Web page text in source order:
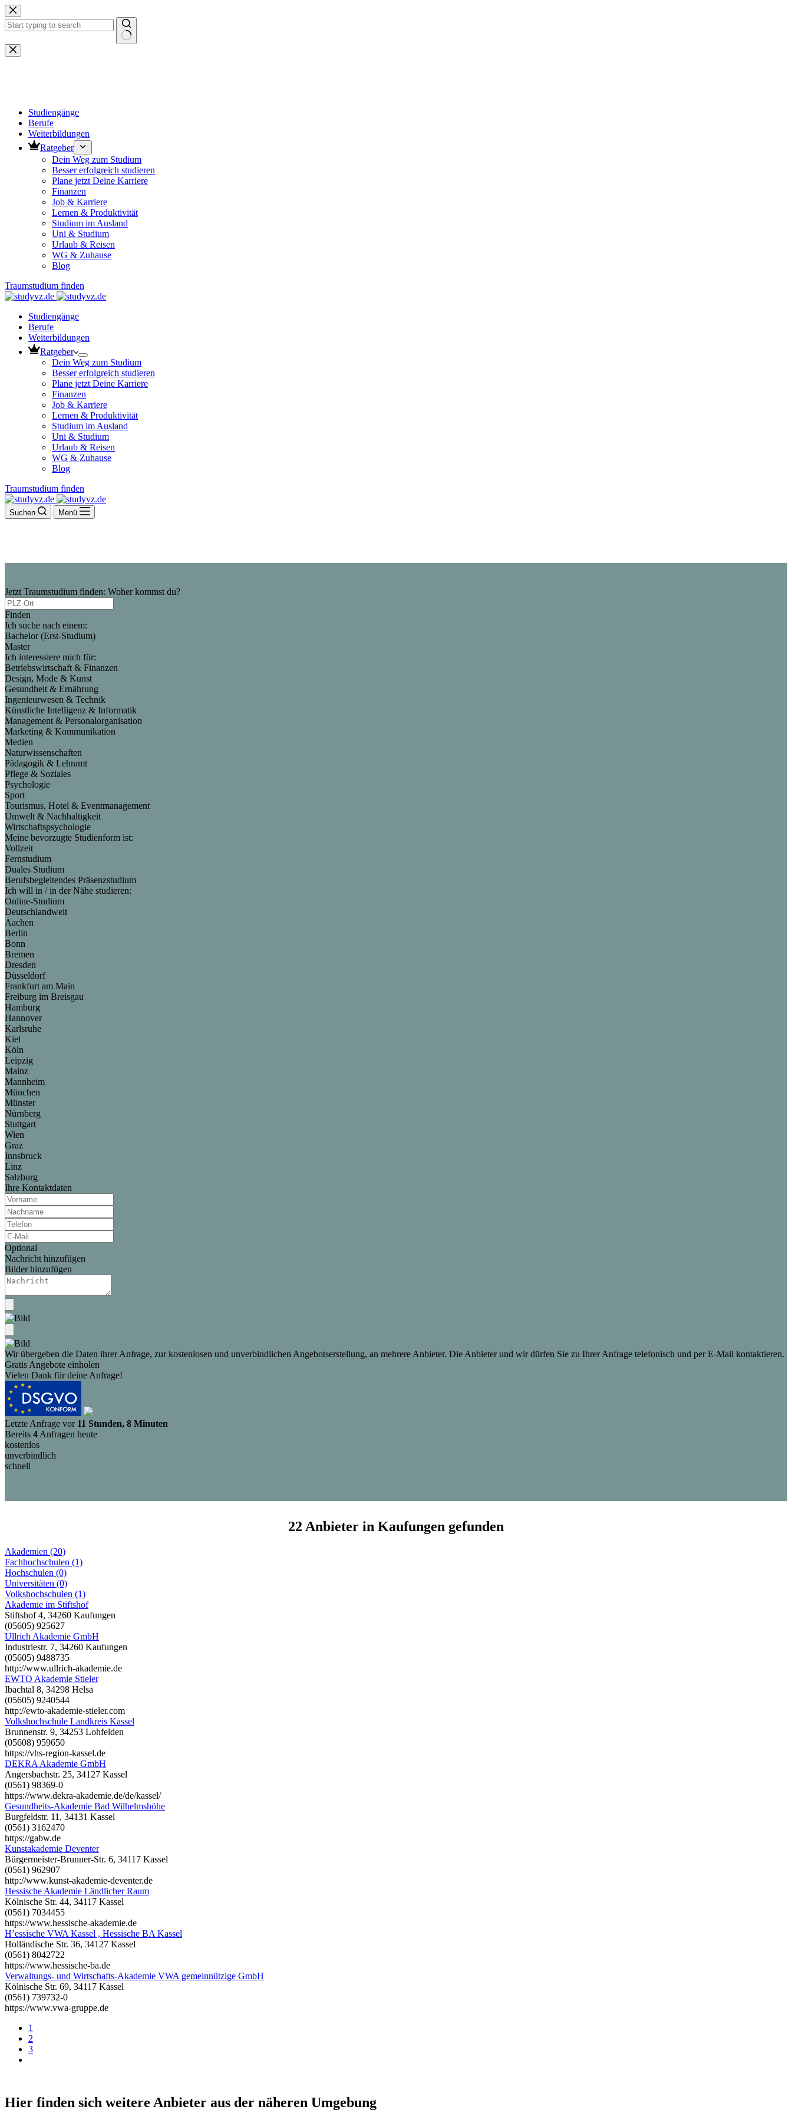
Zum
Inhalt
springen
Keine
Ergebnisse
Studiengänge
Berufe
Weiterbildungen
Ratgeber
Dein Weg zum Studium
Besser erfolgreich studieren
Plane jetzt Deine Karriere
Finanzen
Job & Karriere
Lernen & Produktivität
Studium im Ausland
Uni & Studium
Urlaub & Reisen
WG & Zuhause
Blog
Traumstudium finden
Studiengänge
Berufe
Weiterbildungen
Ratgeber
Dein Weg zum Studium
Besser erfolgreich studieren
Plane jetzt Deine Karriere
Finanzen
Job & Karriere
Lernen & Produktivität
Studium im Ausland
Uni & Studium
Urlaub & Reisen
WG & Zuhause
Blog
Traumstudium finden
Suchen Menü
Jetzt Traumstudium finden: Woher kommst du?
Finden
Ich suche nach einem:
Bachelor (Erst-Studium)
Master
Ich interessiere mich für:
Betriebswirtschaft & Finanzen
Design, Mode & Kunst
Gesundheit & Ernährung
Ingenieurwesen & Technik
Künstliche Intelligenz & Informatik
Management & Personalorganisation
Marketing & Kommunikation
Medien
Naturwissenschaften
Pädagogik & Lehramt
Pflege & Soziales
Psychologie
Sport
Tourismus, Hotel & Eventmanagement
Umwelt & Nachhaltigkeit
Wirtschaftspsychologie
Meine bevorzugte Studienform ist:
Vollzeit
Fernstudium
Duales Studium
Berufsbegleitendes Präsenzstudium
Ich will in / in der Nähe studieren:
Online-Studium
Deutschlandweit
Aachen
Berlin
Bonn
Bremen
Dresden
Düsseldorf
Frankfurt am Main
Freiburg im Breisgau
Hamburg
Hannover
Karlsruhe
Kiel
Köln
Leipzig
Mainz
Mannheim
München
Münster
Nürnberg
Stuttgart
Wien
Graz
Innsbruck
Linz
Salzburg
Ihre Kontaktdaten
Optional
Nachricht hinzufügen
Bilder hinzufügen
Wir übergeben die Daten ihrer Anfrage, zur kostenlosen und unverbindlichen Angebotserstellung, an mehrere Anbieter. Die Anbieter und wir dürfen Sie zu Ihrer Anfrage telefonisch und per E-Mail kontaktieren.
Gratis Angebote einholen
Vielen Dank für deine Anfrage!
Letzte Anfrage vor 11 Stunden, 8 Minuten
Bereits 4 Anfragen heute
kostenlos
unverbindlich
schnell
22 Anbieter in Kaufungen gefunden
Akademien (20)
Fachhochschulen (1)
Hochschulen (0)
Universitäten (0)
Volkshochschulen (1)
Akademie im Stiftshof
Stiftshof 4, 34260 Kaufungen
(05605) 925627
Ullrich Akademie GmbH
Industriestr. 7, 34260 Kaufungen
(05605) 9488735
http://www.ullrich-akademie.de
EWTO Akademie Stieler
Ibachtal 8, 34298 Helsa
(05605) 9240544
http://ewto-akademie-stieler.com
Volkshochschule Landkreis Kassel
Brunnenstr. 9, 34253 Lohfelden
(05608) 959650
https://vhs-region-kassel.de
DEKRA Akademie GmbH
Angersbachstr. 25, 34127 Kassel
(0561) 98369-0
https://www.dekra-akademie.de/de/kassel/
Gesundheits-Akademie Bad Wilhelmshöhe
Burgfeldstr. 11, 34131 Kassel
(0561) 3162470
https://gabw.de
Kunstakademie Deventer
Bürgermeister-Brunner-Str. 6, 34117 Kassel
(0561) 962907
http://www.kunst-akademie-deventer.de
Hessische Akademie Ländlicher Raum
Kölnische Str. 44, 34117 Kassel
(0561) 7034455
https://www.hessische-akademie.de
H’essische VWA Kassel , Hessische BA Kassel
Holländische Str. 36, 34127 Kassel
(0561) 8042722
https://www.hessische-ba.de
Verwaltungs- und Wirtschafts-Akademie VWA gemeinnützige GmbH
Kölnische Str. 69, 34117 Kassel
(0561) 739732-0
https://www.vwa-gruppe.de
1
2
3
Hier finden sich weitere Anbieter aus der näheren Umgebung